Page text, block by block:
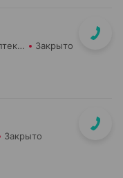
БелЛекоЦентр РУП Государственная аптека №16 Закрыто
Закрыто